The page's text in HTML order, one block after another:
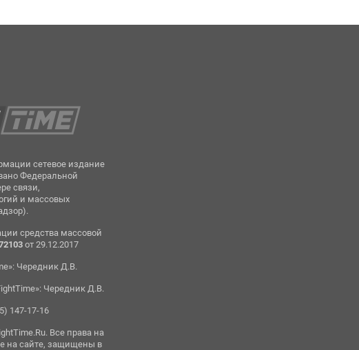
сетевое издание
Федеральной
связи,
и массовых
средства массовой
от 29.12.2017
Чередник Д.В.
Чередник Д.В.
147-17-16
Все права на
на сайте, защищены в